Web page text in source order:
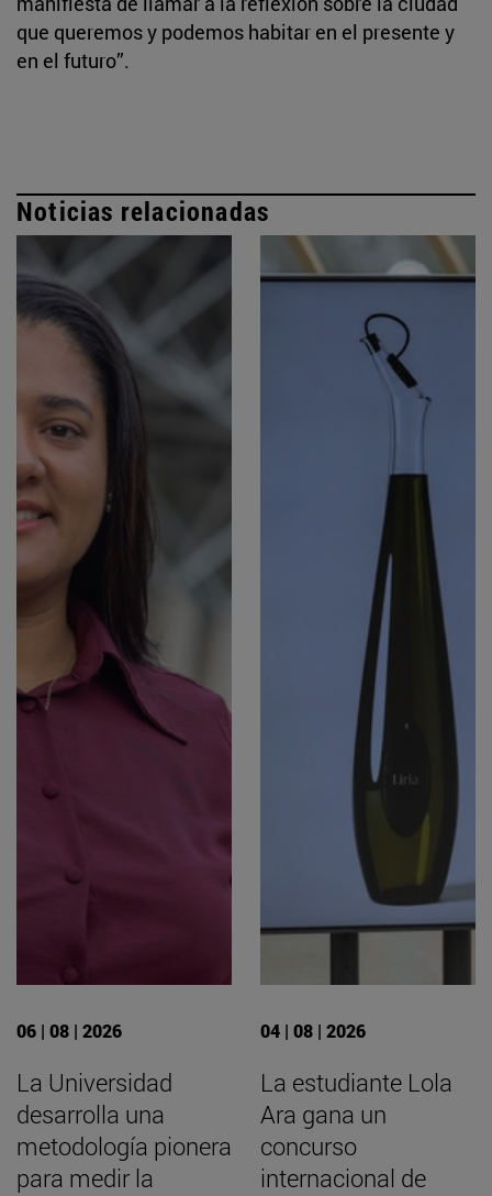
que queremos y podemos habitar en el presente y
en el futuro”.
Noticias relacionadas
06 | 08 | 2026
La Universidad
desarrolla una
metodología pionera
para medir la
04 | 08 | 2026
La estudiante Lola
Ara gana un
concurso
internacional de